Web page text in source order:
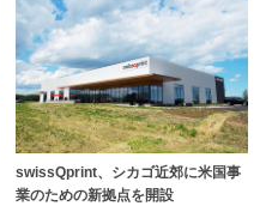
swissQprint、シカゴ近郊に⽶国事
業のための新拠点を開設